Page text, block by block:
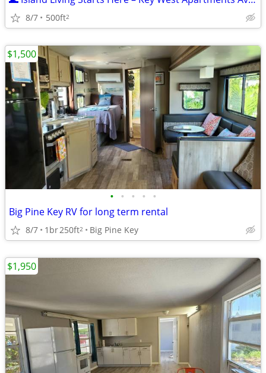
8/7 500ft2
• • • • •
Big Pine Key RV for long term rental
8/7 1br250ft2 Big Pine Key
$1,500
$1,950